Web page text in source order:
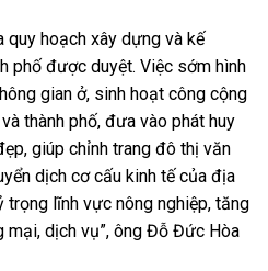
quy hoạch xây dựng và kế
phố được duyệt. Việc sớm hình
gian ở, sinh hoạt công cộng
thành phố, đưa vào phát huy
giúp chỉnh trang đô thị văn
dịch cơ cấu kinh tế của địa
lĩnh vực nông nghiệp, tăng
dịch vụ”, ông Đỗ Đức Hòa